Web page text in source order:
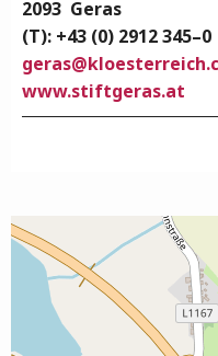
2093 Geras
(T): +43 (0) 2912 345–0
geras@
www.stiftgeras.at